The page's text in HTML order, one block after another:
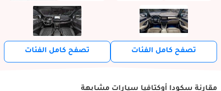
تصفح كامل الفئات تصفح كامل الفئات
مقارنة سكودا أوكتافيا سيارات مشابهة